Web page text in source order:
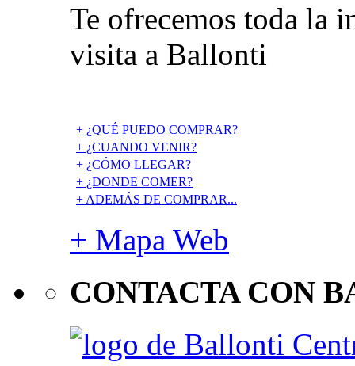
Te ofrecemos toda la
visita a Ballonti
+ ¿QUÉ PUEDO COMPRAR?
+ ¿CUANDO VENIR?
+ ¿CÓMO LLEGAR?
+ ¿DONDE COMER?
+ ADEMÁS DE COMPRAR...
+ Mapa Web
CONTACTA CON